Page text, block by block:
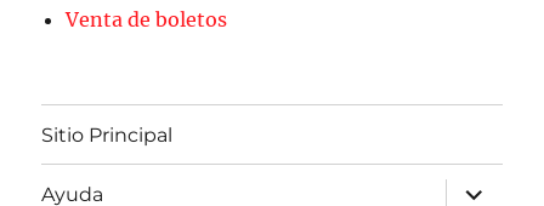
Venta de boletos
Sitio Principal
Ayuda
expande